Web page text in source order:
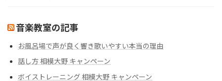
音楽教室の記事
お風呂場で声が良く響き歌いやすい本当の理由
話し方 相模大野 キャンペーン
ボイストレーニング 相模大野 キャンペーン